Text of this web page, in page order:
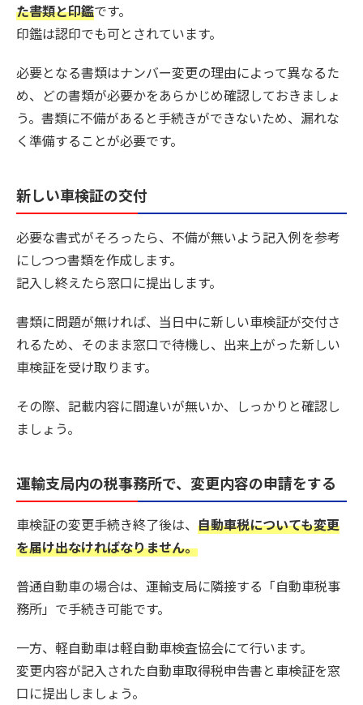
た書類と印鑑です。
印鑑は認印でも可とされています。
必要となる書類はナンバー変更の理由によって異なるた
め、どの書類が必要かをあらかじめ確認しておきましょ
う。書類に不備があると手続きができないため、漏れな
く準備することが必要です。
新しい車検証の交付
必要な書式がそろったら、不備が無いよう記入例を参考
にしつつ書類を作成します。
記入し終えたら窓口に提出します。
書類に問題が無ければ、当日中に新しい車検証が交付さ
れるため、そのまま窓口で待機し、出来上がった新しい
車検証を受け取ります。
その際、記載内容に間違いが無いか、しっかりと確認し
ましょう。
運輸支局内の税事務所で、変更内容の申請をする
車検証の変更手続き終了後は、 自動車税についても変更
を届け出なければなりません。
普通自動車の場合は、運輸支局に隣接する「自動車税事
務所」で手続き可能です。
一方、軽自動車は軽自動車検査協会にて行います。
変更内容が記入された自動車取得税申告書と車検証を窓
口に提出しましょう。